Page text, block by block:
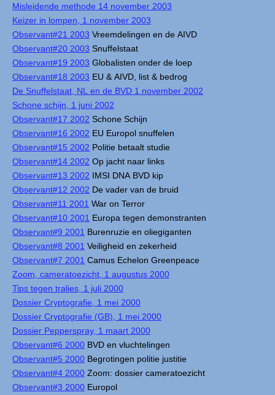
Misleidende methode 14 november 2003
Keizer in lompen, 1 november 2003
Observant#21 2003 Vreemdelingen en de AIVD
Observant#20 2003 Snuffelstaat
Observant#19 2003 Globalisten onder de loep
Observant#18 2003 EU & AIVD, list & bedrog
De Snuffelstaat, NL en de BVD 1 november 2002
Schone schijn, 1 juni 2002
Observant#17 2002 Schone Schijn
Observant#16 2002 EU Europol snuffelen
Observant#15 2002 Politie betaalt studie
Observant#14 2002 Op jacht naar links
Observant#13 2002 IMSI DNA BVD kip
Observant#12 2002 De vader van de bruid
Observant#11 2001 War on Terror
Observant#10 2001 Europa tegen demonstranten
Observant#9 2001 Burenruzie en oliegiganten
Observant#8 2001 Veiligheid en zekerheid
Observant#7 2001 Camus Echelon Greenpeace
Zoom, cameratoezicht, 1 augustus 2000
Tips tegen tralies, 1 juli 2000
Dossier Cryptografie, 1 mei 2000
Dossier Cryptografie (GB), 1 mei 2000
Dossier Pepperspray, 1 maart 2000
Observant#6 2000 BVD en vluchtelingen
Observant#5 2000 Begrotingen politie justitie
Observant#4 2000 Zoom: dossier cameratoezicht
Observant#3 2000 Europol